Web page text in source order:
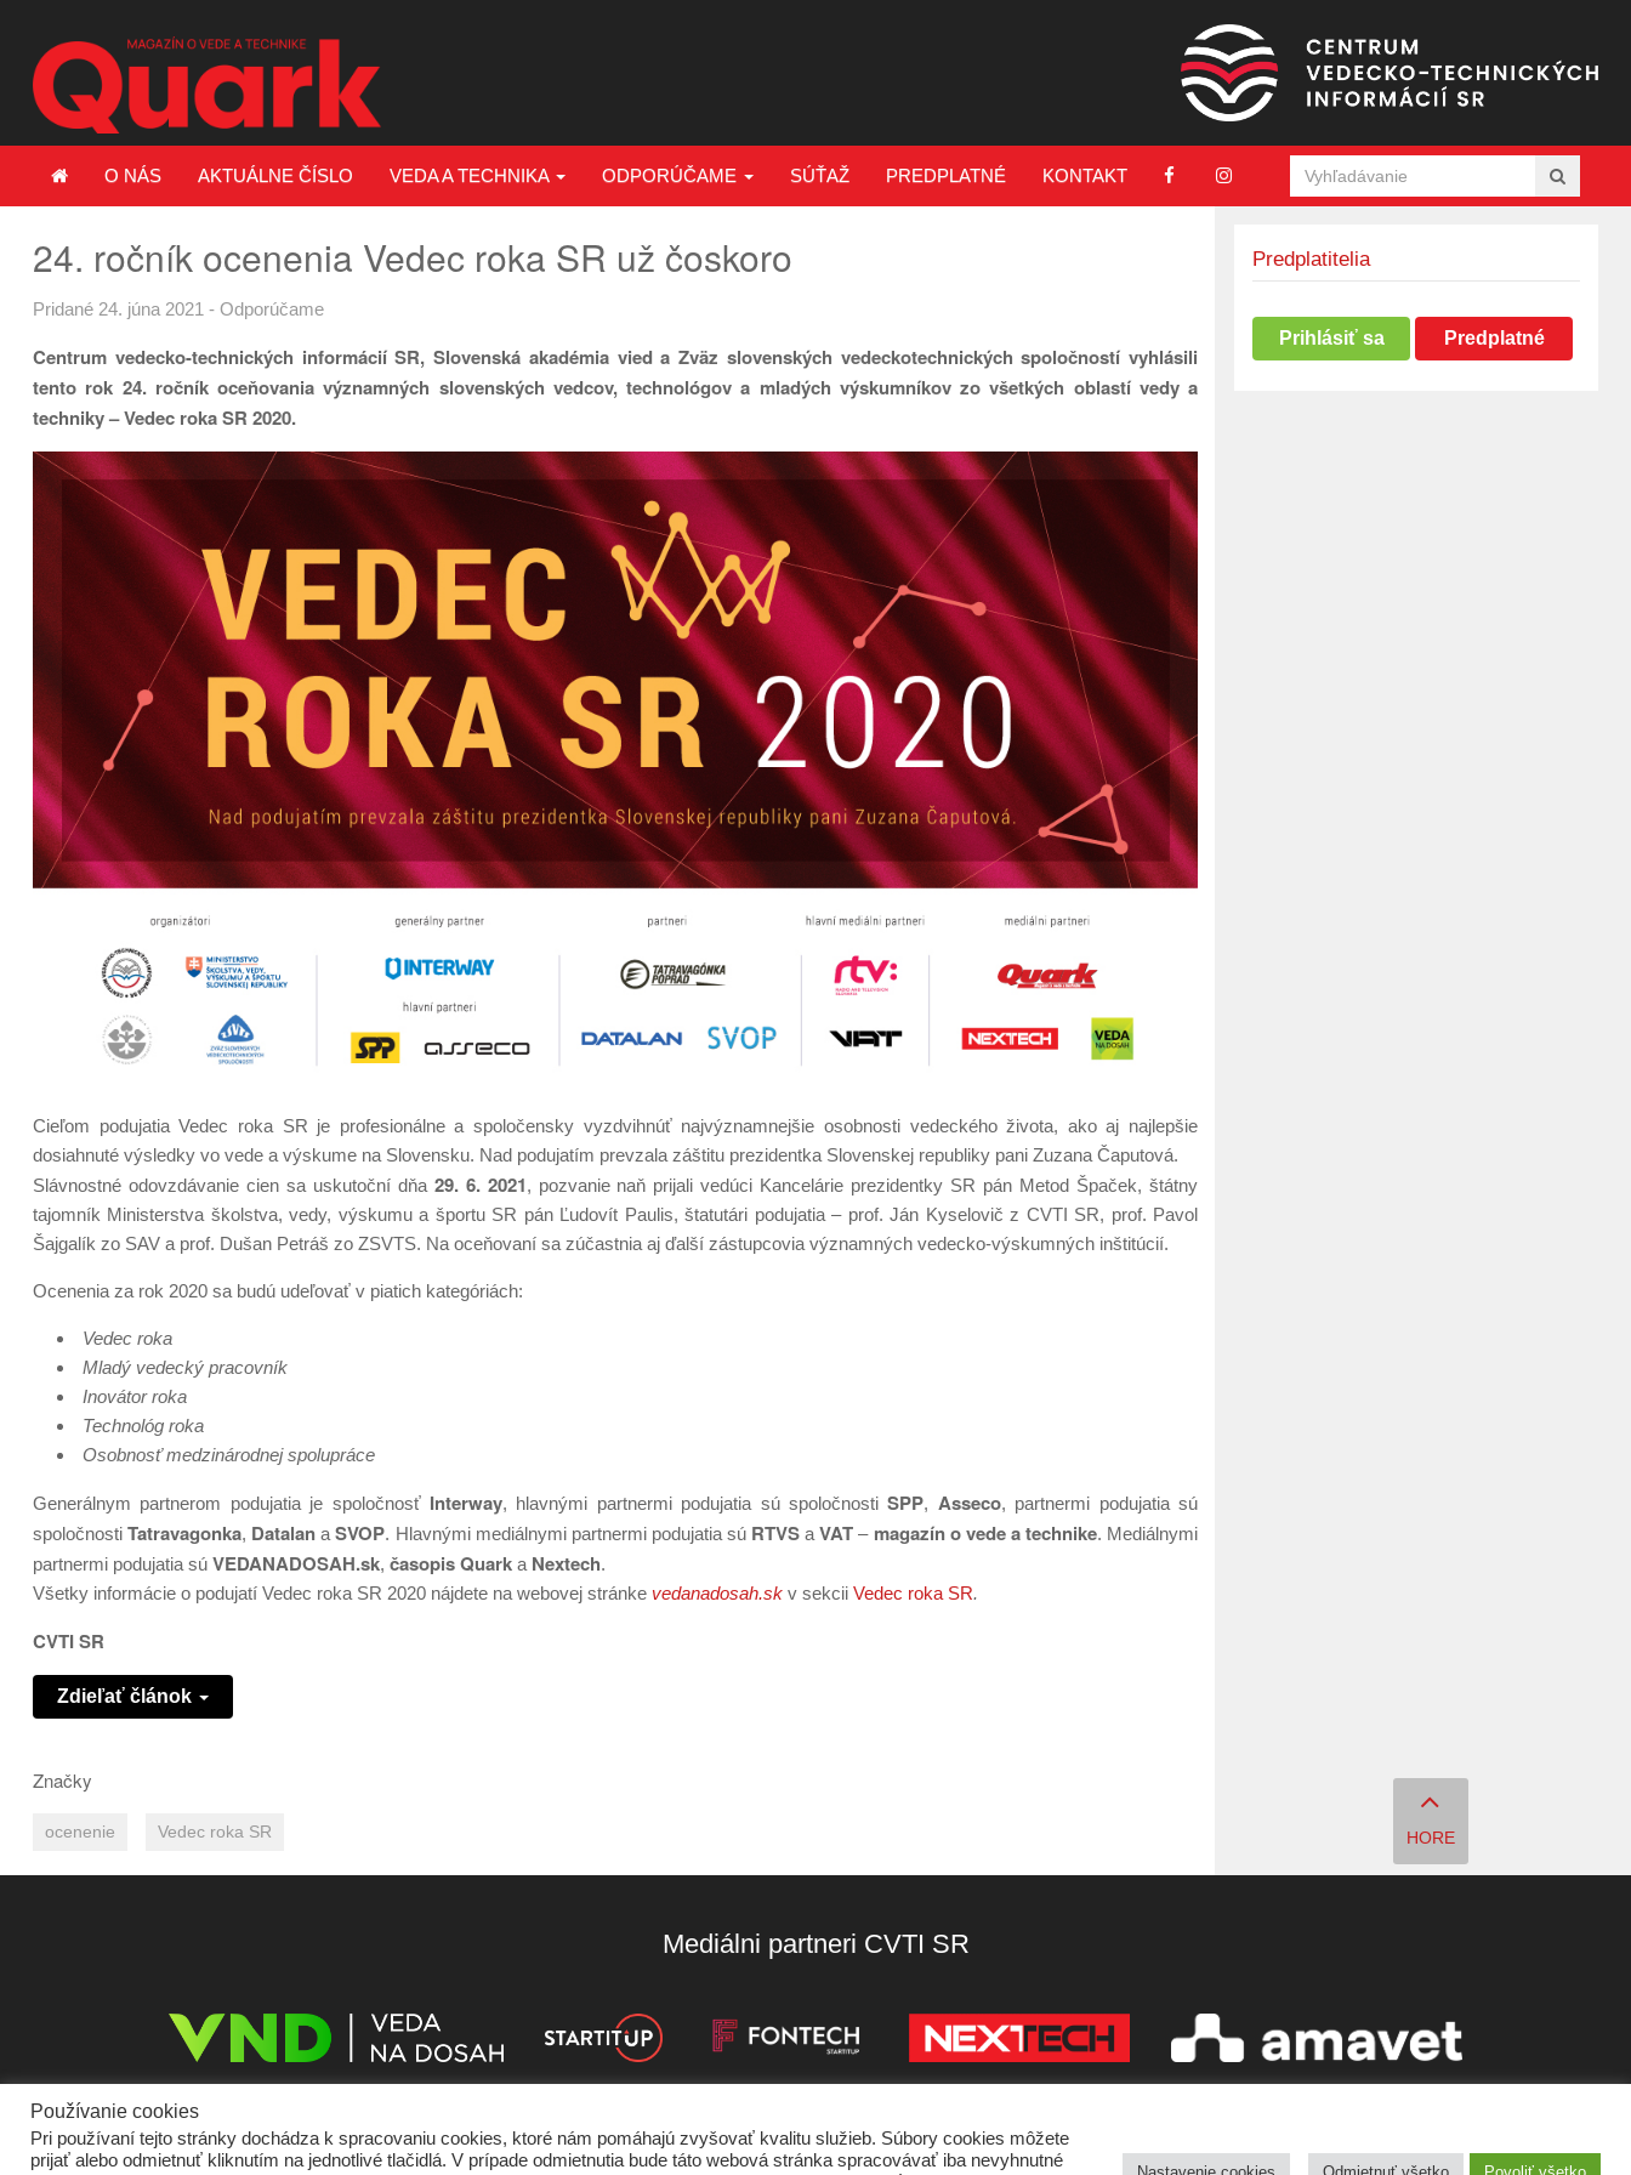
O NÁS AKTUÁLNE ČÍSLO VEDA A TECHNIKA ODPORÚČAME SÚŤAŽ PREDPLATNÉ KONTAKT
24. ročník ocenenia Vedec roka SR už čoskoro
Pridané 24. júna 2021 - Odporúčame
Centrum vedecko-technických informácií SR, Slovenská akadémia vied a Zväz slovenských vedeckotechnických spoločností vyhlásili
tento rok 24. ročník oceňovania významných slovenských vedcov, technológov a mladých výskumníkov zo všetkých oblastí vedy a
techniky – Vedec roka SR 2020.
Cieľom podujatia Vedec roka SR je profesionálne a spoločensky vyzdvihnúť najvýznamnejšie osobnosti vedeckého života, ako aj najlepšie
dosiahnuté výsledky vo vede a výskume na Slovensku. Nad podujatím prevzala záštitu prezidentka Slovenskej republiky pani Zuzana Čaputová.
Slávnostné odovzdávanie cien sa uskutoční dňa 29. 6. 2021, pozvanie naň prijali vedúci Kancelárie prezidentky SR pán Metod Špaček, štátny
tajomník Ministerstva školstva, vedy, výskumu a športu SR pán Ľudovít Paulis, štatutári podujatia – prof. Ján Kyselovič z CVTI SR, prof. Pavol
Šajgalík zo SAV a prof. Dušan Petráš zo ZSVTS. Na oceňovaní sa zúčastnia aj ďalší zástupcovia významných vedecko-výskumných inštitúcií.
Ocenenia za rok 2020 sa budú udeľovať v piatich kategóriách:
Vedec roka
Mladý vedecký pracovník
Inovátor roka
Technológ roka
Osobnosť medzinárodnej spolupráce
Generálnym partnerom podujatia je spoločnosť Interway, hlavnými partnermi podujatia sú spoločnostiSPP, Asseco, partnermi podujatia sú
spoločnostiTatravagonka, Datalan aSVOP. Hlavnými mediálnymi partnermi podujatia sú RTVSaVAT – magazín o vede a technike. Mediálnymi
partnermi podujatia sú VEDANADOSAH.sk, časopis Quark aNextech.
Všetky informácie o podujatí Vedec roka SR 2020 nájdete na webovej stránke vedanadosah.sk v sekcii Vedec roka SR.
CVTI SR
Zdieľať článok
Značky
ocenenie Vedec roka SR
Predplatitelia
Prihlásiť sa Predplatné
HORE
Mediálni partneri CVTI SR
Domov O nás Kontakt Vydavateľ Predplatné Inzercia Podmienky používania Ochrana súkromia
Štatút súťaží
Používanie cookies
Pri používaní tejto stránky dochádza k spracovaniu cookies, ktoré nám pomáhajú zvyšovať kvalitu služieb. Súbory cookies môžete
prijať alebo odmietnuť kliknutím na jednotlivé tlačidlá. V prípade odmietnutia bude táto webová stránka spracovávať iba nevyhnutné
Nastavenie cookies Odmietnuť všetko Povoliť všetko